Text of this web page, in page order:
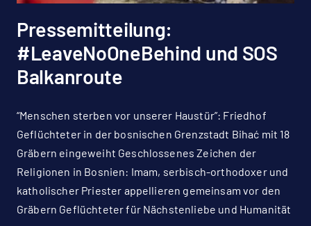
Pressemitteilung:
#LeaveNoOneBehind und SOS
Balkanroute
“Menschen sterben vor unserer Haustür”: Friedhof
Geflüchteter in der bosnischen Grenzstadt Bihać mit 18
Gräbern eingeweiht Geschlossenes Zeichen der
Religionen in Bosnien: Imam, serbisch-orthodoxer und
katholischer Priester appellieren gemeinsam vor den
Gräbern Geflüchteter für Nächstenliebe und Humanität